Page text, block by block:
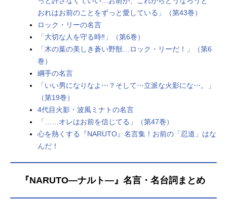
おれはお前のことをずっと愛している」（第43巻）
ロック・リーの名言
「大切な人を守る時‼」（第6巻）
「木の葉の美しき蒼い野獣…ロック・リーだ！」（第6
巻）
綱手の名言
「いい男になりなよ⋯？そして⋯立派な火影にな⋯。」
（第19巻）
4代目火影・波風ミナトの名言
「……オレはお前を信じてる」（第47巻）
心を熱くする『NARUTO』名言集！お前の「忍道」はな
んだ！
『NARUTO―ナルト―』名言・名台詞まとめ